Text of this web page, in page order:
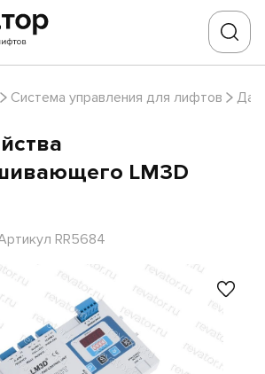
Система управления для лифтов
LM3D
RR5684